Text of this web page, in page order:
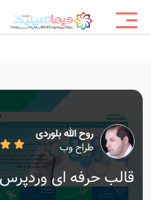
روح الله بلوردی
طراح وب
قالب حرفه ای وردپرس